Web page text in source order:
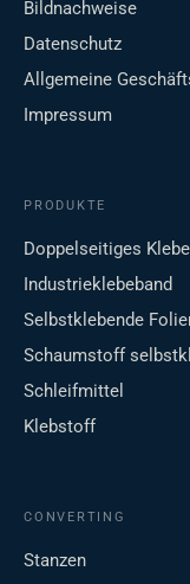
Bildnachweise
Datenschutz
Allgemeine
Impressum
PRODUKTE
Doppelseitiges
Industrieklebeband
Selbstklebende
Schaumstoff
Schleifmittel
Klebstoff
CONVERTING
Stanzen